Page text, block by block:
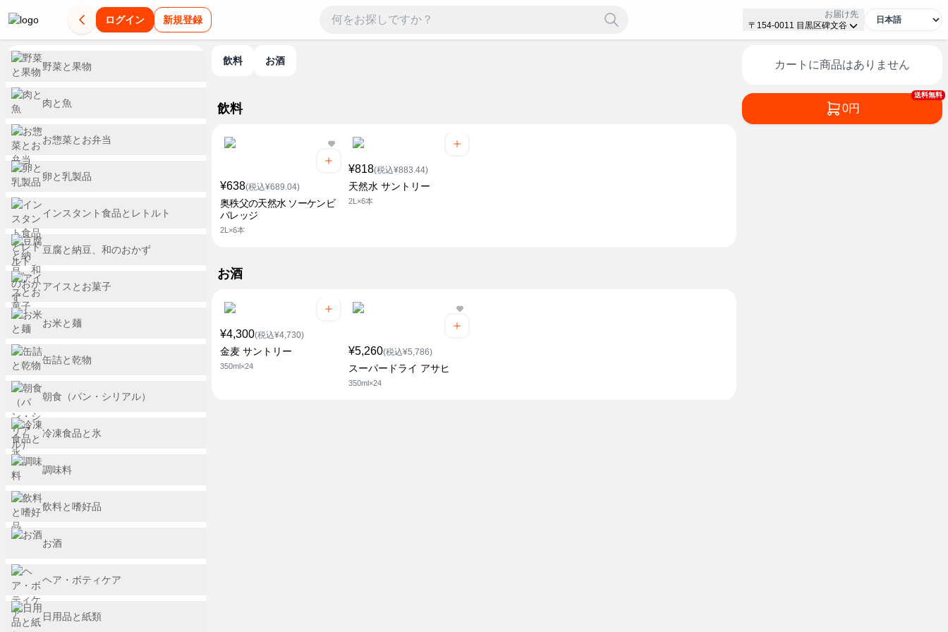
ログイン 新規登録
お届け先
〒154-0011 目黒区碑文谷
飲料 お酒
飲料
¥638(税込¥689.04)
奥秩父の天然水 ソーケンビ
バレッジ
2L×6本
¥818(税込¥883.44)
天然水 サントリー
2L×6本
お酒
¥4,300(税込¥4,730)
金麦 サントリー
350ml×24
¥5,260(税込¥5,786)
スーパードライ アサヒ
350ml×24
カートに商品はありません
送料無料
0円
野菜と果物
肉と魚
お惣菜とお弁当
卵と乳製品
インスタント食品とレトルト
豆腐と納豆、和のおかず
アイスとお菓子
お米と麺
缶詰と乾物
朝食（パン・シリアル）
冷凍食品と氷
調味料
飲料と嗜好品
お酒
ヘア・ボティケア
日用品と紙類